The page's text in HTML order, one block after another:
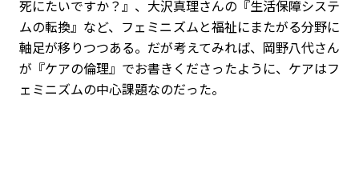
死にたいですか？』、大沢真理さんの『生活保障システ
ムの転換』など、フェミニズムと福祉にまたがる分野に
軸足が移りつつある。だが考えてみれば、岡野八代さん
が『ケアの倫理』でお書きくださったように、ケアはフ
ェミニズムの中心課題なのだった。